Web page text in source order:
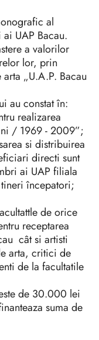
al
UAP Bacau.
a valorilor
lor, prin
„U.A.P. Bacau
au constat în:
realizarea
/ 1969 - 2009”;
si distribuirea
directi sunt
ai UAP filiala
începatori;
de orice
receptarea
cât si artisti
arta, critici de
de la facultatile
de 30.000 lei
suma de